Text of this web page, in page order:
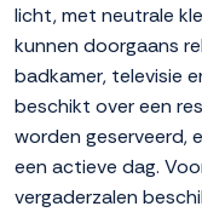
licht, met neutrale
kunnen doorgaans
badkamer, televisie
beschikt over een
worden geserveerd,
een actieve dag.
vergaderzalen